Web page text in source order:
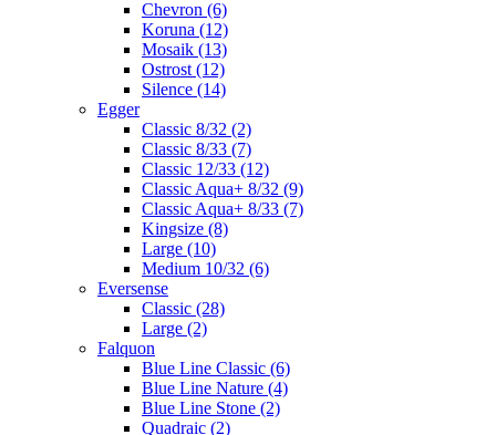
Chevron (6)
Koruna (12)
Mosaik (13)
Ostrost (12)
Silence (14)
Egger
Classic 8/32 (2)
Classic 8/33 (7)
Classic 12/33 (12)
Classic Aqua+ 8/32 (9)
Classic Aqua+ 8/33 (7)
Kingsize (8)
Large (10)
Medium 10/32 (6)
Eversense
Classic (28)
Large (2)
Falquon
Blue Line Classic (6)
Blue Line Nature (4)
Blue Line Stone (2)
Quadraic (2)